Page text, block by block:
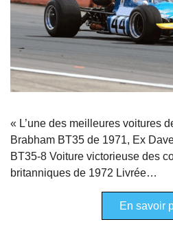
« L’une des meilleures voitures
Brabham BT35 de 1971, Ex
BT35-8 Voiture victorieuse des
britanniques de 1972 Livrée…
En savoir